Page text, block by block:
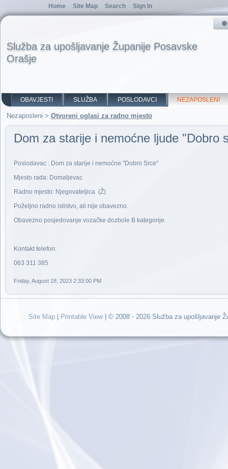
Služba za upošljavanje Županije Posavske
Orašje
OBAVJESTI SLUŽBA POSLODAVCI NEZAPOSLENI
Nezaposleni > Otvoreni oglasi za radno mjesto
Dom za starije i nemoćne ljude "Dobro
Poslodavac : Dom za starije i nemoćne "Dobro Srce"
Mjesto rada: Domaljevac
Radno mjesto: Njegovateljica (Ž)
Poželjno radno islistvo, ali nije obavezno.
Obavezno posjedovanje vozačke dozbole B kategorije.
Kontakt telefon:
063 311 385
Friday, August 18, 2023 2:33:00 PM
Site Map Printable View| © 2008 - 2026 Služba za upošljavanje
Home Site Map Search Sign In